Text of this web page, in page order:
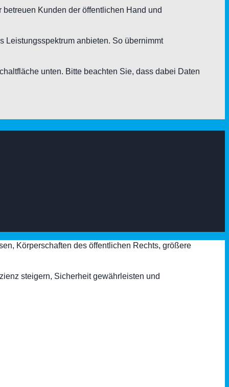
Kunden der öffentlichen Hand und
Leistungsspektrum anbieten. So übernimmt
unten. Bitte beachten Sie, dass dabei Daten
Körperschaften des öffentlichen Rechts, größere
steigern, Sicherheit gewährleisten und